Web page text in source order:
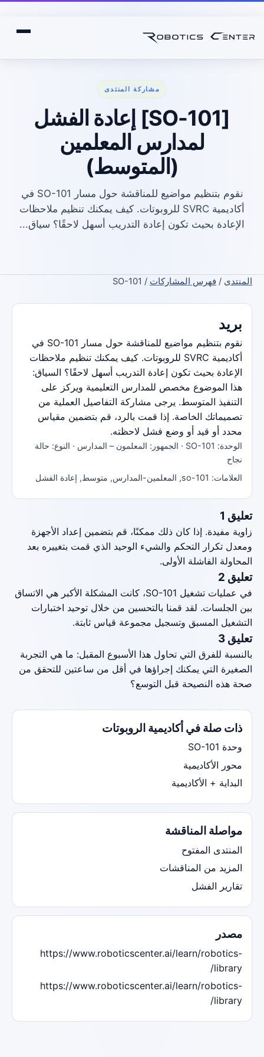
مشاركة المنتدى
[SO-101] إعادة الفشل
لمدارس المعلمين
(المتوسط)
نقوم بتنظيم مواضيع للمناقشة حول مسار SO-101 في
أكاديمية SVRC للروبوتات. كيف يمكنك تنظيم ملاحظات
الإعادة بحيث تكون إعادة التدريب أسهل لاحقًا؟ سياق...
المنتدى / فهرس المشاركات / SO-101
بريد
نقوم بتنظيم مواضيع للمناقشة حول مسار SO-101 في
أكاديمية SVRC للروبوتات. كيف يمكنك تنظيم ملاحظات
الإعادة بحيث تكون إعادة التدريب أسهل لاحقًا؟ السياق:
هذا الموضوع مخصص للمدارس التعليمية ويركز على
التنفيذ المتوسط. يرجى مشاركة التفاصيل العملية من
تصميماتك الخاصة. إذا قمت بالرد، قم بتضمين مقياس
محدد أو قيد أو وضع فشل لاحظته.
الوحدة: SO-101 · الجمهور: المعلمون – المدارس · النوع: حالة
نجاح
العلامات: so-101, المعلمين-المدارس, متوسط, إعادة الفشل
تعليق 1
زاوية مفيدة. إذا كان ذلك ممكنًا، قم بتضمين إعداد الأجهزة
ومعدل تكرار التحكم والشيء الوحيد الذي قمت بتغييره بعد
المحاولة الفاشلة الأولى.
تعليق 2
في عمليات تشغيل SO-101، كانت المشكلة الأكبر هي الاتساق
بين الجلسات. لقد قمنا بالتحسين من خلال توحيد اختبارات
التشغيل المسبق وتسجيل مجموعة قياس ثابتة.
تعليق 3
بالنسبة للفرق التي تحاول هذا الأسبوع المقبل: ما هي التجربة
الصغيرة التي يمكنك إجراؤها في أقل من ساعتين للتحقق من
صحة هذه النصيحة قبل التوسع؟
ذات صلة في أكاديمية الروبوتات
وحدة SO-101
محور الأكاديمية
البداية + الأكاديمية
مواصلة المناقشة
المنتدى المفتوح
المزيد من المناقشات
تقارير الفشل
مصدر
https://www.roboticscenter.ai/learn/robotics-
library/
https://www.roboticscenter.ai/learn/robotics-
library/